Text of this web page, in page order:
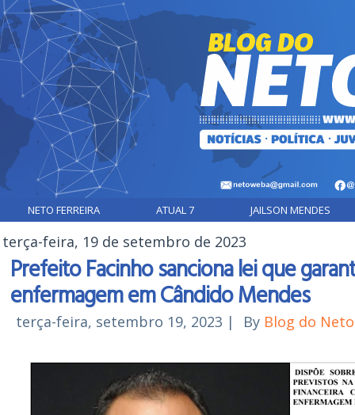
NETO FERREIRA ATUAL 7 JAILSON MENDES
terça-feira, 19 de setembro de 2023
Prefeito Facinho sanciona lei que
enfermagem em Cândido Mendes
terça-feira, setembro 19, 2023 | By Blog do